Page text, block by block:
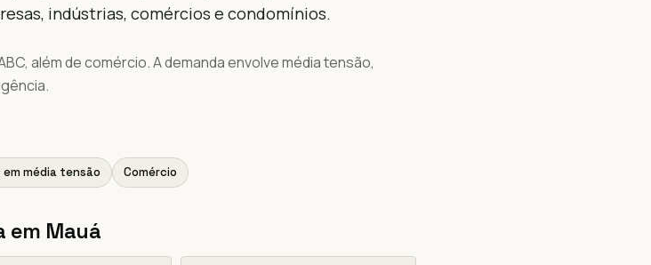
indústrias, comércios e condomínios.
além de comércio. A demanda envolve média tensão,
em média tensão Comércio
em Mauá